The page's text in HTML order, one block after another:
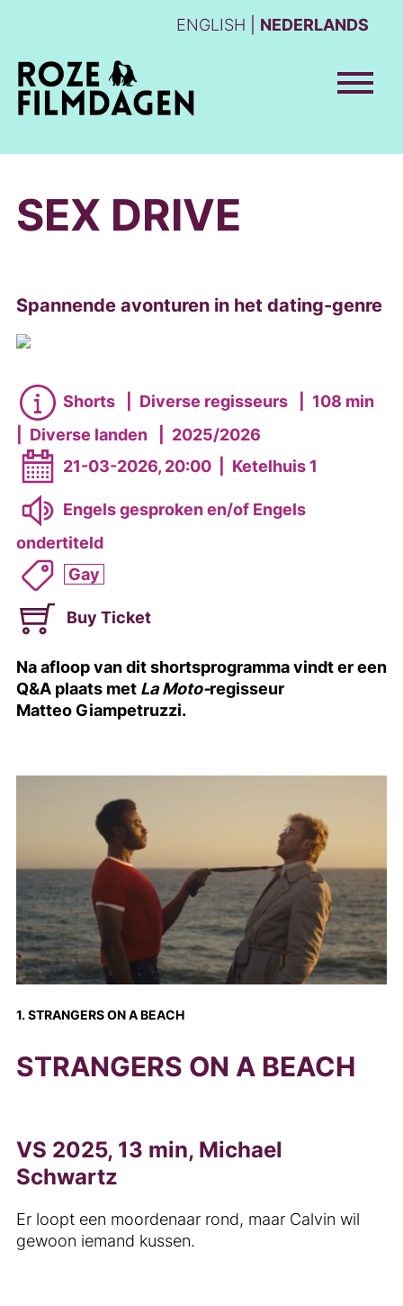
ENGLISH NEDERLANDS
SEX DRIVE
Spannende avonturen in het dating-genre
Shorts Diverse regisseurs
108 min
Diverse landen
2025/2026
21-03-2026, 20:00
Ketelhuis 1
Engels gesproken en/of Engels
ondertiteld
Gay
Buy Ticket
Na afloop van dit shortsprogramma vindt er een
Q&A plaats met La Moto-regisseur
Matteo Giampetruzzi.
1. STRANGERS ON A BEACH
STRANGERS ON A BEACH
VS 2025, 13 min, Michael
Schwartz
Er loopt een moordenaar rond, maar Calvin wil
gewoon iemand kussen.